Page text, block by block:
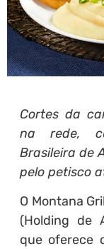
Cortes da
na rede,
Brasileira de
pelo petisco
O Montana
(Holding de
que oferece